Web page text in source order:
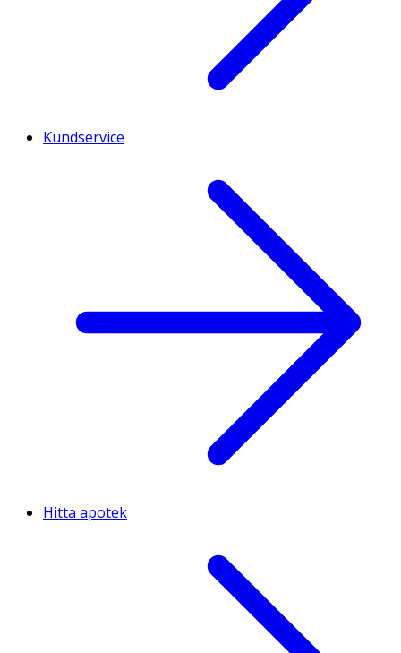
Kundservice
Hitta apotek